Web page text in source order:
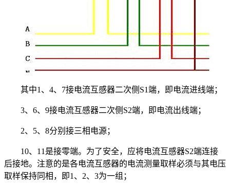
其中1、4、7接电流互感器二次侧S1端，即电流进线端；
3、6、9接电流互感器二次侧S2端，即电流出线端；
2、5、8分别接三相电源；
10、11是接零端。为了安全，应将电流互感器S2端连接
后接地。注意的是各电流互感器的电流测量取样必须与其电压
取样保持同相，即1、2、3为一组；